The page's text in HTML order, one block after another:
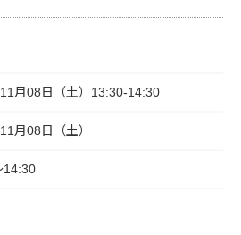
月08日（土）13:30-14:30
月08日（土）
14:30